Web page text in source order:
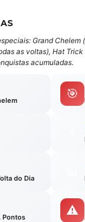
Grand Chelem
as voltas), Hat
acumuladas.
🎯
do Dia
Pontos ⚠️